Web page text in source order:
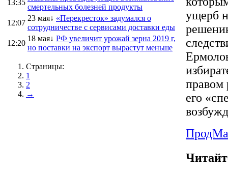
13:35
смертельных болезней продукты
12:07
23 мая↓ «Перекресток» задумался о
сотрудничестве с сервисами доставки еды
12:20
18 мая↓ РФ увеличит урожай зерна 2019 г,
но поставки на экспорт вырастут меньше
Страницы:
1
2
→
ущерб
правом
его